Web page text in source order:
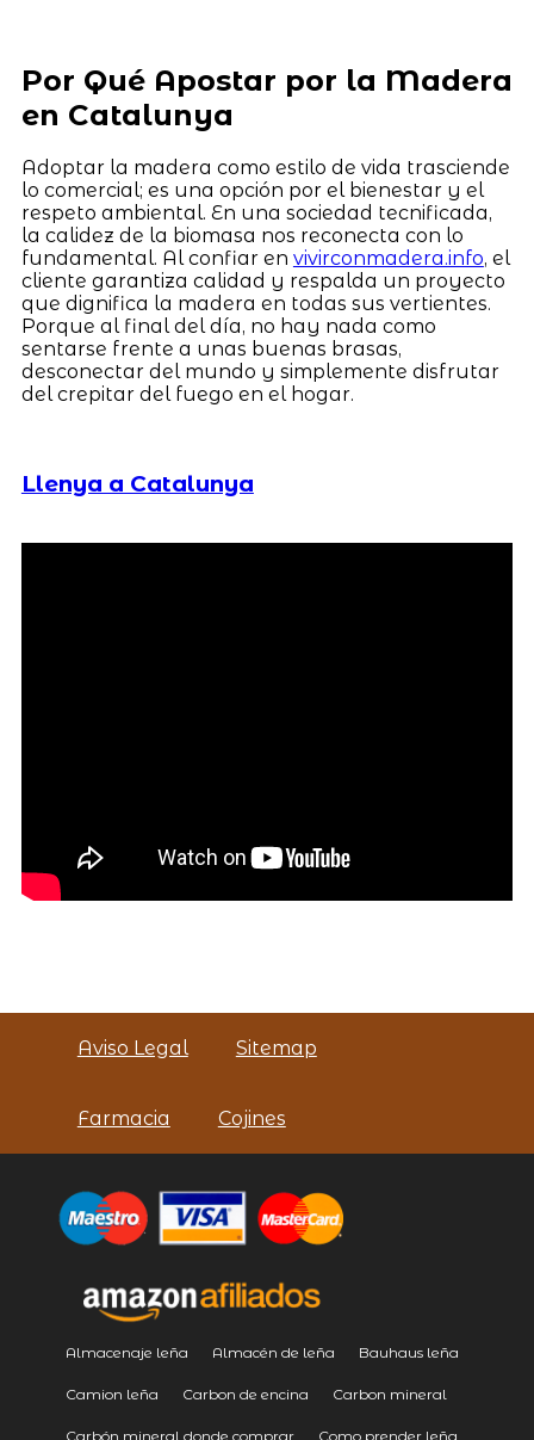
Por Qué Apostar por la Madera
en Catalunya
Adoptar la madera como estilo de vida trasciende
lo comercial; es una opción por el bienestar y el
respeto ambiental. En una sociedad tecnificada,
la calidez de la biomasa nos reconecta con lo
fundamental. Al confiar en vivirconmadera.info, el
cliente garantiza calidad y respalda un proyecto
que dignifica la madera en todas sus vertientes.
Porque al final del día, no hay nada como
sentarse frente a unas buenas brasas,
desconectar del mundo y simplemente disfrutar
del crepitar del fuego en el hogar.
Llenya a Catalunya
Aviso Legal Sitemap
Farmacia Cojines
Almacenaje leña Almacén de leña Bauhaus leña
Camion leña Carbon de encina Carbon mineral
Carbón mineral donde comprar Como prender leña